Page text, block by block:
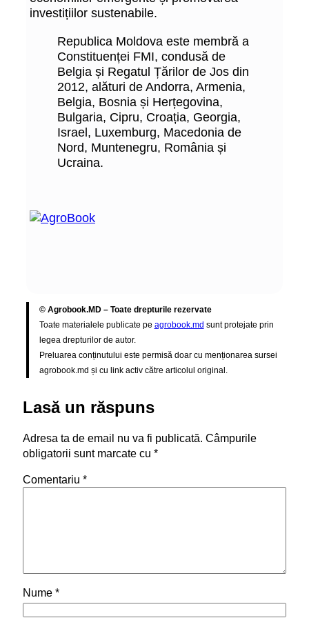
investițiilor sustenabile.
Republica Moldova este membră a
Constituenței FMI, condusă de
Belgia și Regatul Țărilor de Jos din
2012, alături de Andorra, Armenia,
Belgia, Bosnia și Herțegovina,
Bulgaria, Cipru, Croația, Georgia,
Israel, Luxemburg, Macedonia de
Nord, Muntenegru, România și
Ucraina.
© Agrobook.MD – Toate drepturile rezervate
Toate materialele publicate pe agrobook.md sunt protejate prin
legea drepturilor de autor.
Preluarea conținutului este permisă doar cu menționarea sursei
agrobook.md și cu link activ către articolul original.
Lasă un răspuns
Adresa ta de email nu va fi publicată. Câmpurile
obligatorii sunt marcate cu *
Comentariu *
Nume *